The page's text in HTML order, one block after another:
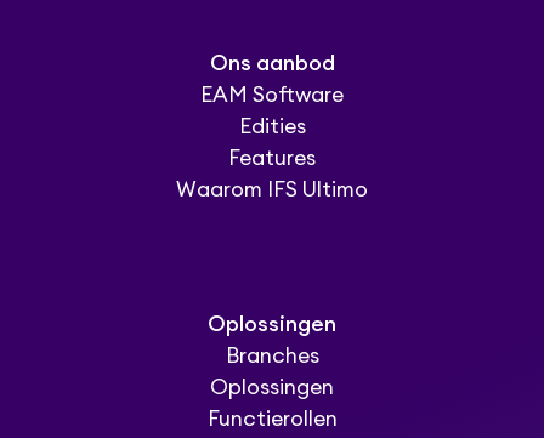
Ons aanbod
EAM Software
Edities
Features
Waarom IFS Ultimo
Oplossingen
Branches
Oplossingen
Functierollen